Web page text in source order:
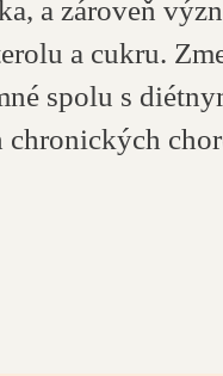
a zároveň
a cukru.
spolu s
chronických